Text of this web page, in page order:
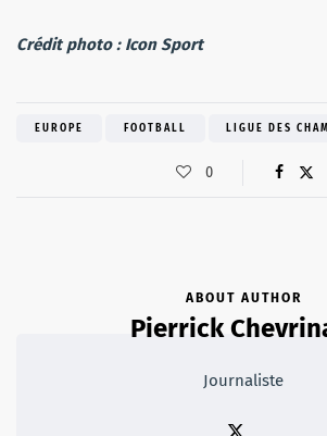
Crédit photo : Icon Sport
EUROPE FOOTBALL LIGUE DES
0
ABOUT AUTHOR
Pierrick
Journaliste